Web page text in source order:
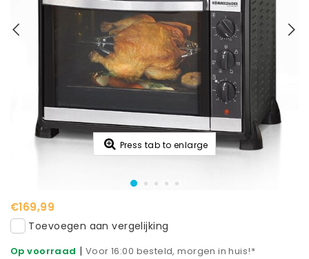
Press tab to enlarge
€169,99
Toevoegen aan vergelijking
Op voorraad | Voor 16:00 besteld, morgen in huis!*